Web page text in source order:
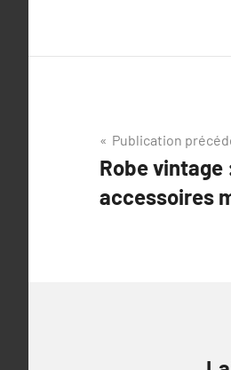
Navigation
de
l’article
Publication
Robe vintage
accessoires